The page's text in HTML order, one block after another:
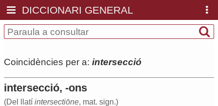
DICCIONARI GENERAL
Coincidències per a: intersecció
intersecció, -ons
(Del llatí intersectiōne, mat. sign.)